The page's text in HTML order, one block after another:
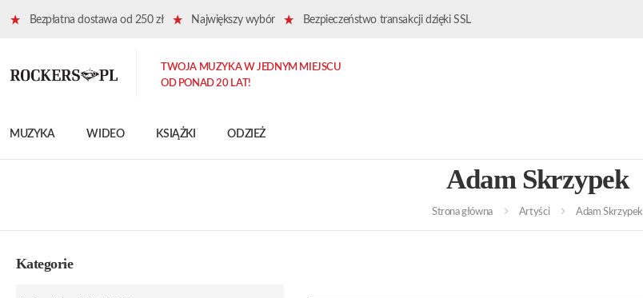
Bezpłatna dostawa od 250 zł Największy wybór Bezpieczeństwo transakcji dzięki SSL
MUZYKA WIDEO KSIĄŻKI ODZIEŻ
TWOJA MUZYKA W JEDNYM MIEJSCU
OD PONAD 20 LAT!
Adam Skrzypek
Strona główna Artyści Adam Skrzypek
Kategorie